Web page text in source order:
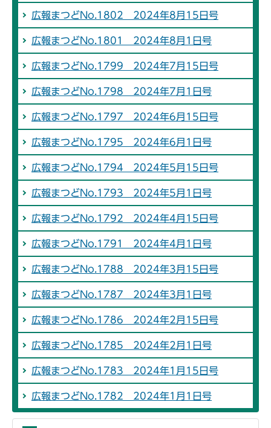
広報まつどNo.1802 2024年8月15日号
広報まつどNo.1801 2024年8月1日号
広報まつどNo.1799 2024年7月15日号
広報まつどNo.1798 2024年7月1日号
広報まつどNo.1797 2024年6月15日号
広報まつどNo.1795 2024年6月1日号
広報まつどNo.1794 2024年5月15日号
広報まつどNo.1793 2024年5月1日号
広報まつどNo.1792 2024年4月15日号
広報まつどNo.1791 2024年4月1日号
広報まつどNo.1788 2024年3月15日号
広報まつどNo.1787 2024年3月1日号
広報まつどNo.1786 2024年2月15日号
広報まつどNo.1785 2024年2月1日号
広報まつどNo.1783 2024年1月15日号
広報まつどNo.1782 2024年1月1日号